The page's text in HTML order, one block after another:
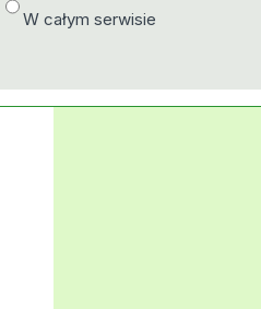
W całym serwisie